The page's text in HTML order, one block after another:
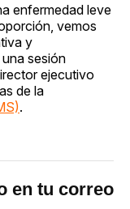
enfermedad leve
vemos
y
sesión
ejecutivo
de la
.
en tu correo